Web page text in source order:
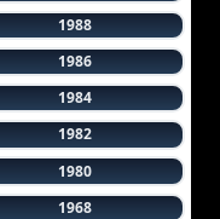
1988
1986
1984
1982
1980
1968